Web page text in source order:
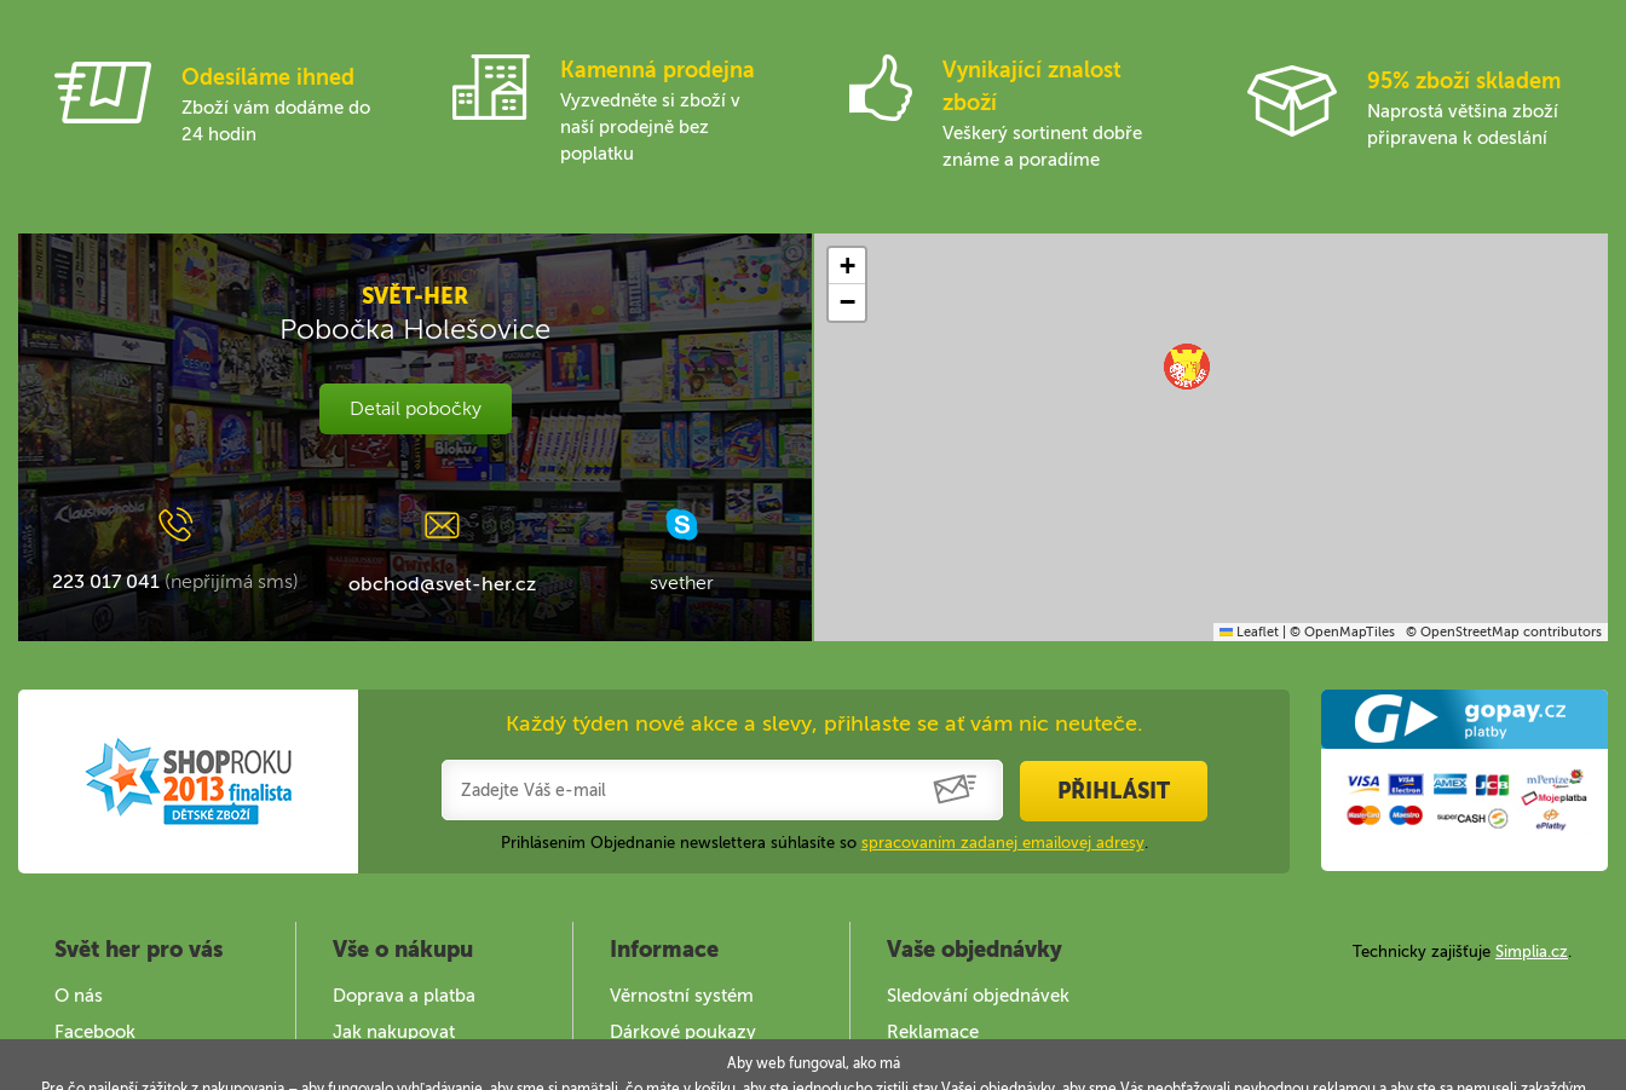
Odesíláme ihned
Zboží vám dodáme do
24 hodin
Kamenná prodejna
Vyzvedněte si zboží v
naší prodejně bez
poplatku
Vynikající znalost
zboží
Veškerý sortinent dobře
známe a poradíme
95% zboží skladem
Naprostá většina zboží
připravena k odeslání
SVĚT-HER
Pobočka Holešovice
Detail pobočky
223 017 041 (nepřijímá sms) obchod@svet-her.cz svether
+
−
Leaflet © OpenMapTiles © OpenStreetMap contributors
Každý týden nové akce a slevy, přihlaste se ať vám nic neuteče.
PŘIHLÁSIT
Prihlásením Objednanie newslettera súhlasíte so spracovaním zadanej emailovej adresy.
Svět her pro vás
O nás
Facebook
Vše o nákupu
Doprava a platba
Jak nakupovat
Informace
Věrnostní systém
Dárkové poukazy
Jak použít DOKY
Vaše objednávky
Sledování objednávek
Reklamace
Technicky zajišťuje Simplia.cz
Aby web fungoval, ako má